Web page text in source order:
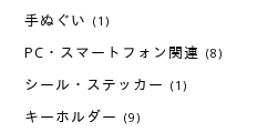
手ぬぐい (1)
PC・スマートフォン関連 (8)
シール・ステッカー (1)
キーホルダー (9)